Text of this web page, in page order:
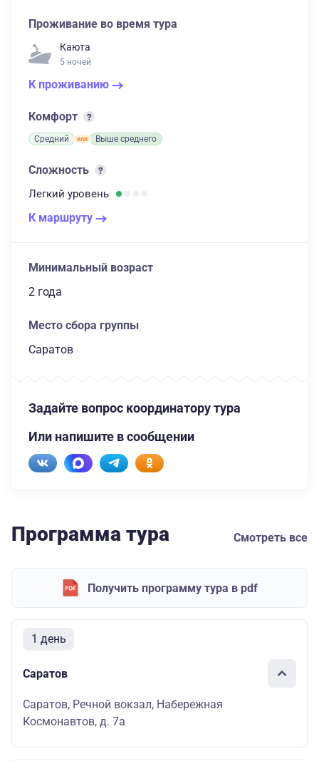
Проживание во время тура
Каюта
5 ночей
К проживанию
Комфорт
Средний Выше среднего
Сложность
Легкий уровень
К маршруту
Минимальный возраст
2 года
Место сбора группы
Саратов
Задайте вопрос координатору тура
Или напишите в сообщении
Программа тура Смотреть все
Получить программу тура в pdf
1 день
Саратов
Саратов, Речной вокзал, Набережная
Космонавтов, д. 7а